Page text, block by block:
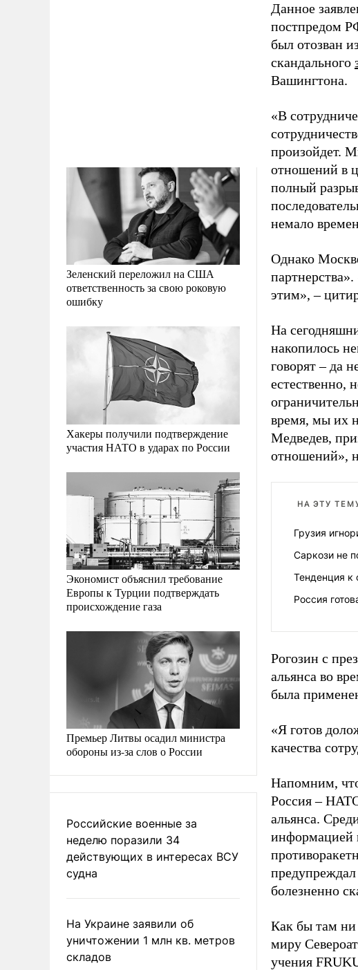
Зеленский переложил на США
ответственность за свою роковую
ошибку
Хакеры получили подтверждение
участия НАТО в ударах по России
Экономист объяснил требование
Европы к Турции подтверждать
происхождение газа
Премьер Литвы осадил министра
обороны из-за слов о России
Российские военные за
неделю поразили 34
действующих в интересах ВСУ
судна
На Украине заявили об
уничтожении 1 млн кв. метров
складов
Данное
постпредом
был отозван
скандального
Вашингтона.
«В
произойдет.
отношений в
полный
немало
Однако
этим», –
На
накопилось
говорят – да
естественно,
время, мы их
Медведев,
отношений»,
НА ЭТУ
Грузия
Саркози не
Тенденция к
Россия
Рогозин с
альянса во
была
«Я готов
качества
Напомним, что
Россия –
альянса.
информацией
предупреждал
болезненно
Как бы там
миру
учения